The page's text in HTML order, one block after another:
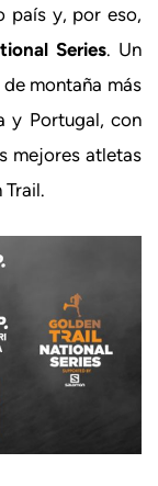
país y, por eso,
Series. Un
montaña más
y Portugal, con
mejores atletas